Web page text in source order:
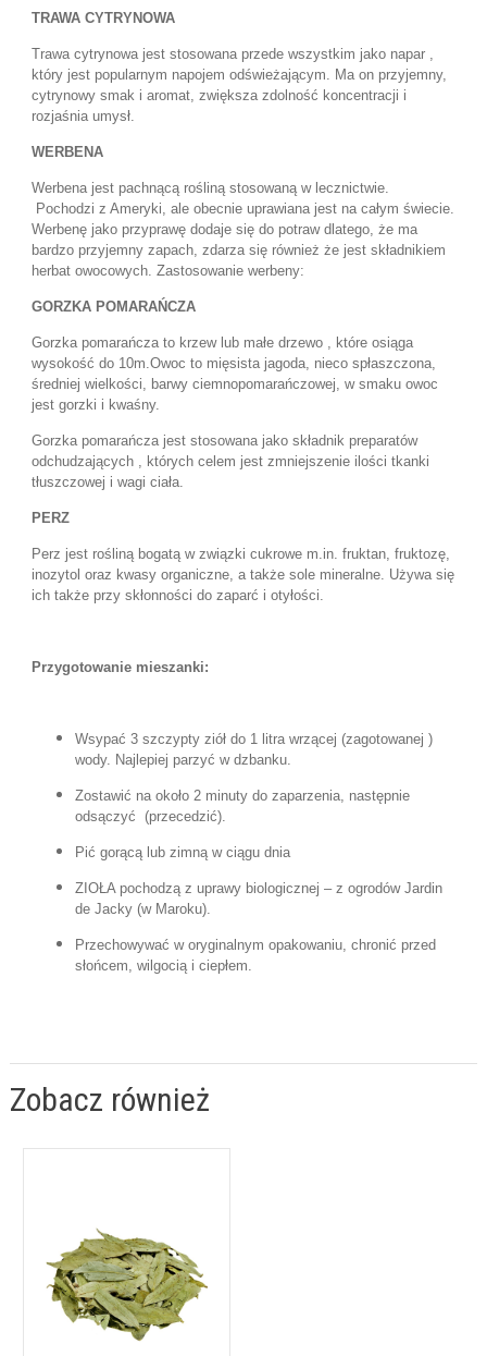
TRAWA CYTRYNOWA
Trawa cytrynowa jest stosowana przede wszystkim jako napar ,
który jest popularnym napojem odświeżającym. Ma on przyjemny,
cytrynowy smak i aromat, zwiększa zdolność koncentracji i
rozjaśnia umysł.
WERBENA
Werbena jest pachnącą rośliną stosowaną w lecznictwie.
Pochodzi z Ameryki, ale obecnie uprawiana jest na całym świecie.
Werbenę jako przyprawę dodaje się do potraw dlatego, że ma
bardzo przyjemny zapach, zdarza się również że jest składnikiem
herbat owocowych. Zastosowanie werbeny:
GORZKA POMARAŃCZA
Gorzka pomarańcza to krzew lub małe drzewo , które osiąga
wysokość do 10m.Owoc to mięsista jagoda, nieco spłaszczona,
średniej wielkości, barwy ciemnopomarańczowej, w smaku owoc
jest gorzki i kwaśny.
Gorzka pomarańcza jest stosowana jako składnik preparatów
odchudzających , których celem jest zmniejszenie ilości tkanki
tłuszczowej i wagi ciała.
PERZ
Perz jest rośliną bogatą w związki cukrowe m.in. fruktan, fruktozę,
inozytol oraz kwasy organiczne, a także sole mineralne. Używa się
ich także przy skłonności do zaparć i otyłości.
Przygotowanie mieszanki:
Wsypać 3 szczypty ziół do 1 litra wrzącej (zagotowanej )
wody. Najlepiej parzyć w dzbanku.
Zostawić na około 2 minuty do zaparzenia, następnie
odsączyć (przecedzić).
Pić gorącą lub zimną w ciągu dnia
ZIOŁA pochodzą z uprawy biologicznej – z ogrodów Jardin
de Jacky (w Maroku).
Przechowywać w oryginalnym opakowaniu, chronić przed
słońcem, wilgocią i ciepłem.
Zobacz również